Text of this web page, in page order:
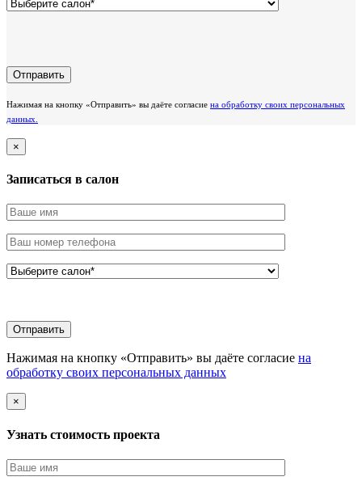
Нажимая на кнопку «Отправить» вы даёте согласие на обработку своих персональных
данных.
×
Записаться в салон
Нажимая на кнопку «Отправить» вы даёте согласие на
обработку своих персональных данных
×
Узнать стоимоcть проекта